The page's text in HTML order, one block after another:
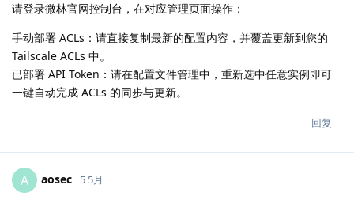
请登录微林官网控制台，在对应管理页面操作：
手动部署 ACLs：请直接复制最新的配置内容，并覆盖更新到您的
Tailscale ACLs 中。
已部署 API Token：请在配置文件管理中，重新选中任意实例即可
一键自动完成 ACLs 的同步与更新。
回复
A aosec 5 5月